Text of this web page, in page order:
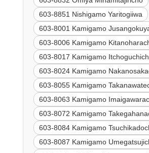
603-8851 Nishigamo Yaritogiiwa
603-8001 Kamigamo
603-8006 Kamigamo
603-8017 Kamigamo
603-8024 Kamigamo
603-8055 Kamigamo
603-8063 Kamigamo
603-8072 Kamigamo
603-8084 Kamigamo
603-8087 Kamigamo